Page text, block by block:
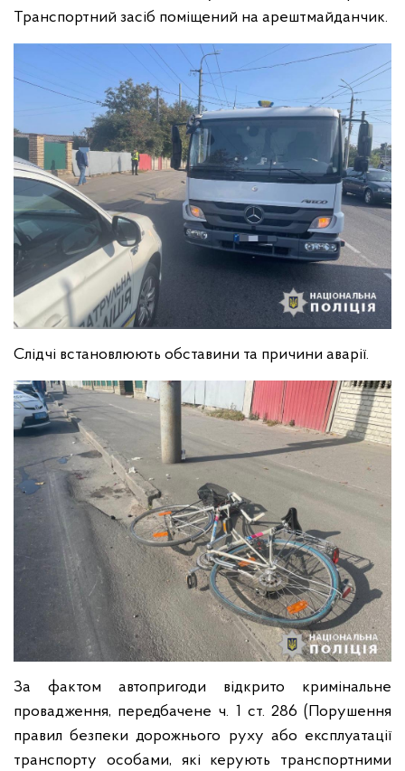
Транспортний засіб поміщений на арештмайданчик.
Слідчі встановлюють обставини та причини аварії.
За фактом автопригоди відкрито кримінальне
провадження, передбачене ч. 1 ст. 286 (Порушення
правил безпеки дорожнього руху або експлуатації
транспорту особами, які керують транспортними